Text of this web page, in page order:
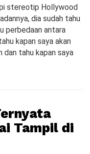
stereotip Hollywood
dia sudah tahu
perbedaan antara
kapan saya akan
dan tahu kapan saya
Tampil di